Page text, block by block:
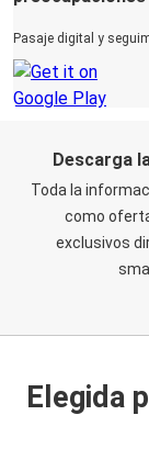
Pasaje digital y
Descarga
Toda la
como
exclusivos
Elegida